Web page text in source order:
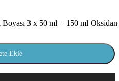
3 x 50 ml + 150 ml Oksidan
Ekle